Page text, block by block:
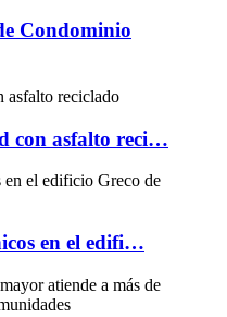
Condominio
con asfalto reci…
en el edifi…